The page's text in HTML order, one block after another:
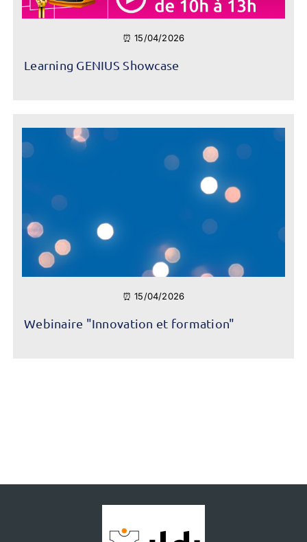
⏰ 15/04/2026
Learning GENIUS Showcase
⏰ 15/04/2026
Webinaire "Innovation et formation"